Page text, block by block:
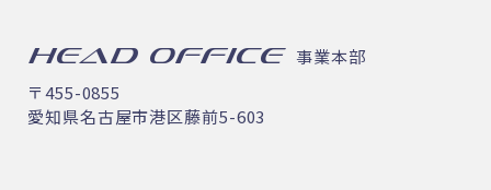
HEAD OFFICE 事業本部
〒455-0855
愛知県名古屋市港区藤前5-603